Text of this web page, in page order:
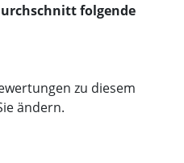
folgende
zu diesem
ändern.